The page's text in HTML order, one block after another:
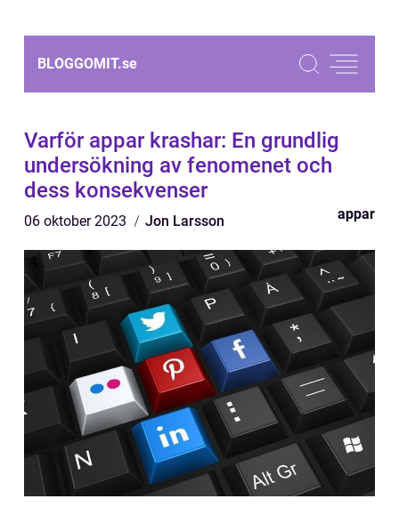
BLOGGOMIT.se
Varför appar krashar: En grundlig
undersökning av fenomenet och
dess konsekvenser
06 oktober 2023 Jon Larsson appar